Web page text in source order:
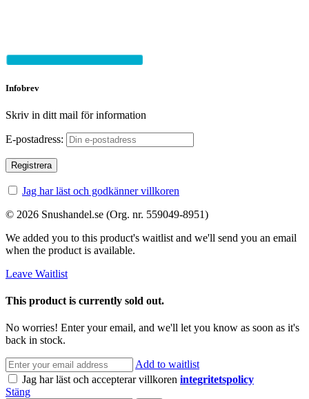
Infobrev
Skriv in ditt mail för information
E-postadress:
Jag har läst och godkänner villkoren
© 2026 Snushandel.se (Org. nr. 559049-8951)
We added you to this product's waitlist and we'll send you an email
when the product is available.
Leave Waitlist
This product is currently sold out.
No worries! Enter your email, and we'll let you know as soon as it's
back in stock.
Add to waitlist
Jag har läst och accepterar villkoren integritetspolicy
Stäng